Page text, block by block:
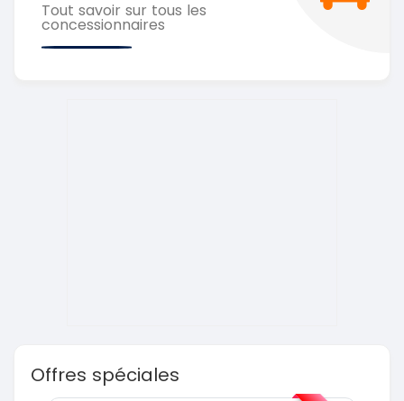
Tout savoir sur tous les
concessionnaires
Offres spéciales